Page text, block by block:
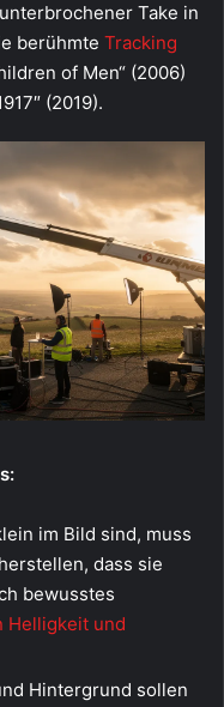
Take in
berühmte Tracking
of Men“ (2006)
(2019).
im Bild sind, muss
dass sie
bewusstes
Helligkeit und
Hintergrund sollen